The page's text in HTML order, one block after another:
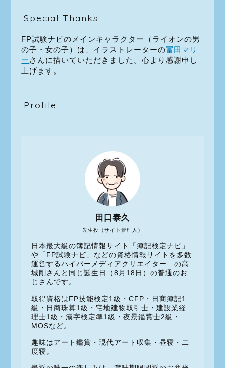
Special Thanks
FP試験ナビのメインキャラクター（ライオンの男
の子・女の子）は、イラストレーターの冨田マリ
ー さんに描いていただきました。心より感謝申し
上げます。
Profile
先生役（サイト管理人）
田口泰久
日本最大級の簿記情報サイト「簿記検定ナビ」
や「FP試験ナビ」などの資格情報サイトを多数
運営するハイパーメディアクリエイター…の高
城剛さんと同じ誕生日（8月18日）の普通のお
じさんです。
取得資格はFP技能検定1級・CFP・日商簿記1
級・日商珠算1級・宅地建物取引士・建設業経
理士1級・漢字検定準1級・夜景鑑賞士2級・
MOSなど。
趣味はアート鑑賞・現代アート収集・昼寝・二
度寝。